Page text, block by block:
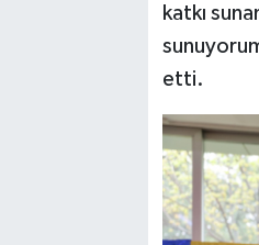
katkı
etti.